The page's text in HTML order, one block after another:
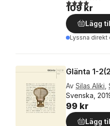
109 kr
Lägg
Lyssna direkt
Glänta 1-
Av Silas Aliki
Svenska,
99 kr
Lägg